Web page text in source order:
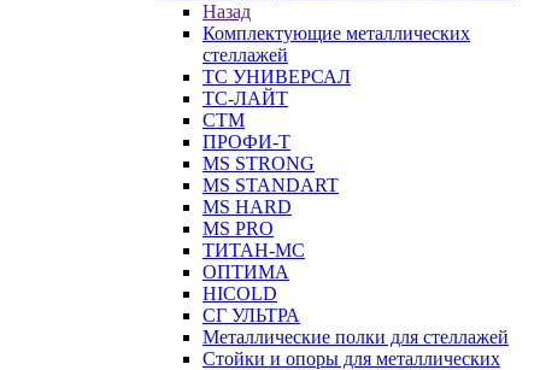
Назад
Комплектующие металлических
стеллажей
ТС УНИВЕРСАЛ
ТС-ЛАЙТ
СТМ
ПРОФИ-Т
MS STRONG
MS STANDART
MS HARD
MS PRO
ТИТАН-МС
ОПТИМА
HICOLD
СГ УЛЬТРА
Металлические полки для стеллажей
Стойки и опоры для металлических